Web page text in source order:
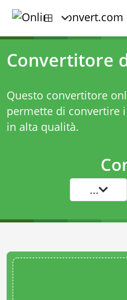
Convertitore
Questo convertitore
permette di convertire i
in alta qualità.
...